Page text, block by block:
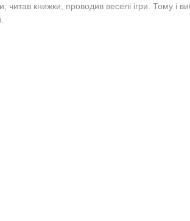
читав книжки, проводив веселі ігри. Тому і